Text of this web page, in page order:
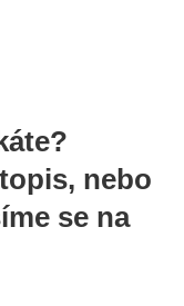
nebo
se na